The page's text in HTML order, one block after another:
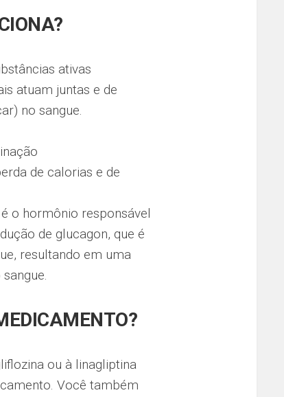
ativas
atuam juntas e de
no sangue.
de calorias e de
o hormônio responsável
de glucagon, que é
resultando em uma
ou à linagliptina
Você também